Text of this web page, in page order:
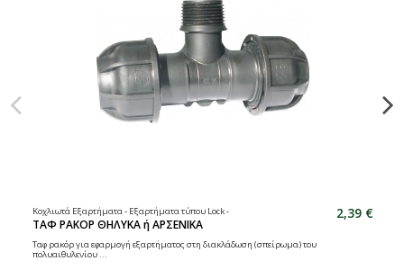
Κοχλιωτά Εξαρτήματα - Εξαρτήματα τύπου Lock -
ΤΑΦ ΡΑΚΟΡ ΘΗΛΥΚΑ ή ΑΡΣΕΝΙΚΑ
2,39 €
Ταφ ρακόρ για εφαρμογή εξαρτήματος στη διακλάδωση (σπείρωμα) του
πολυαιθυλενίου ...